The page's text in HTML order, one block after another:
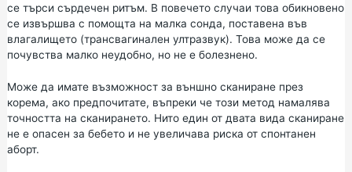
се търси сърдечен ритъм. В повечето случаи това обикновено
се извършва с помощта на малка сонда, поставена във
влагалището (трансвагинален ултразвук). Това може да се
почувства малко неудобно, но не е болезнено.
Може да имате възможност за външно сканиране през
корема, ако предпочитате, въпреки че този метод намалява
точността на сканирането. Нито един от двата вида сканиране
не е опасен за бебето и не увеличава риска от спонтанен
аборт.